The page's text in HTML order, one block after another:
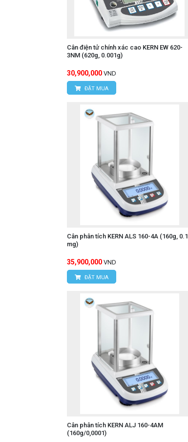
Cân điện tử chính xác cao KERN EW 620-
3NM (620g, 0.001g)
30,900,000 VND
ĐẶT MUA
Cân phân tích KERN ALS 160-4A (160g, 0.1
mg)
35,900,000 VND
ĐẶT MUA
Cân phân tích KERN ALJ 160-4AM
(160g/0,0001)